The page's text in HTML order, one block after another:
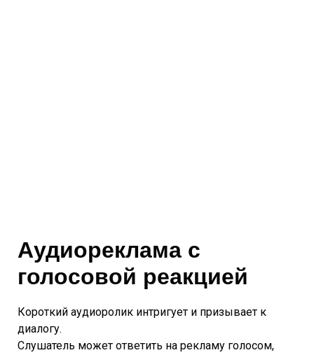
Аудиореклама с
голосовой реакцией
Короткий аудиоролик интригует и призывает к
диалогу.
Слушатель может ответить на рекламу голосом,